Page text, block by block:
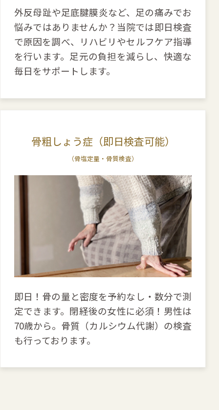
外反母趾や足底腱膜炎など、足の痛みでお
悩みではありませんか？当院では即日検査
で原因を調べ、リハビリやセルフケア指導
を行います。足元の負担を減らし、快適な
毎日をサポートします。
骨粗しょう症（即日検査可能）
（骨塩定量・骨質検査）
即日！骨の量と密度を予約なし・数分で測
定できます。閉経後の女性に必須！男性は
70歳から。骨質（カルシウム代謝）の検査
も行っております。